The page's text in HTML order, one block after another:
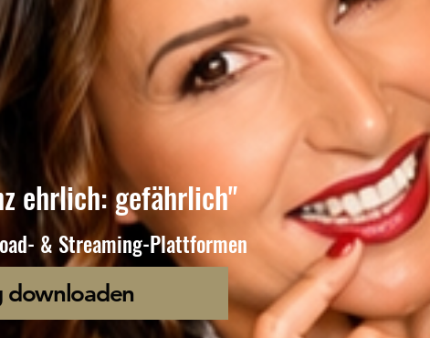
ehrlich: gefährlich"
& Streaming-Plattformen
downloaden